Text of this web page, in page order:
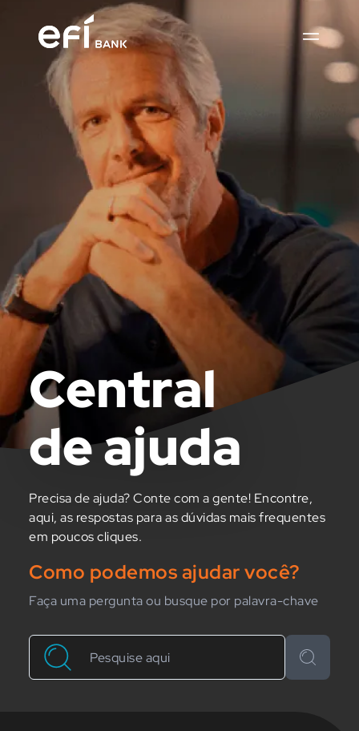
Central
de ajuda
Precisa de ajuda? Conte com a gente! Encontre,
aqui, as respostas para as dúvidas mais frequentes
em poucos cliques.
Como podemos ajudar você?
Faça uma pergunta ou busque por palavra-chave
Buscar